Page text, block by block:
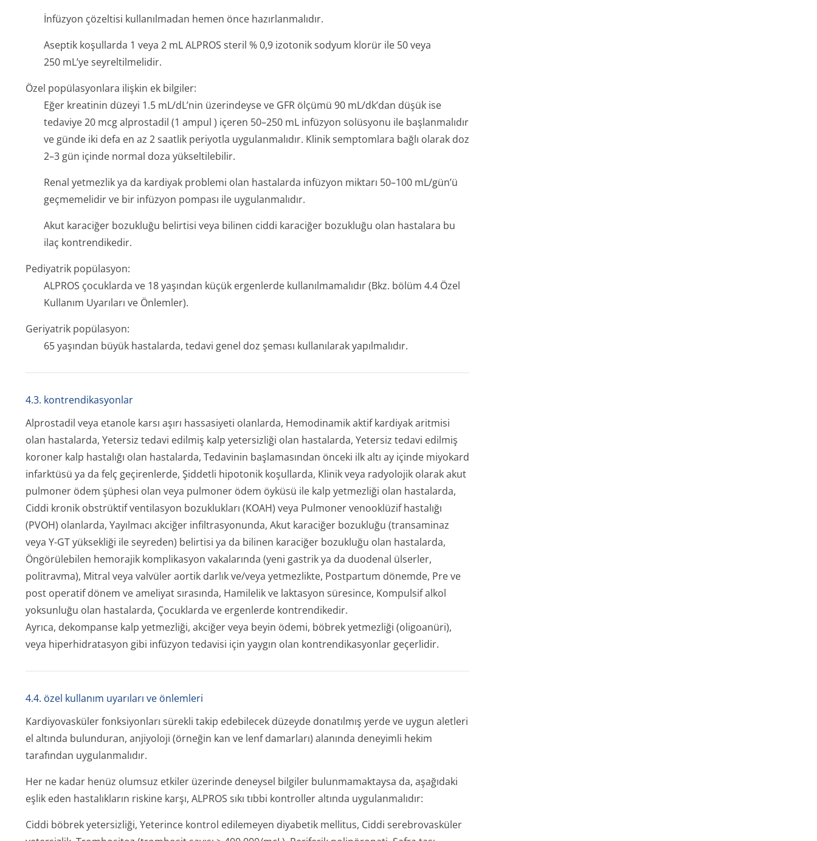
İnfüzyon çözeltisi kullanılmadan hemen önce hazırlanmalıdır.
Aseptik koşullarda 1 veya 2 mL ALPROS steril % 0,9 izotonik sodyum klorür ile 50 veya
250 mL’ye seyreltilmelidir.
Özel popülasyonlara ilişkin ek bilgiler:
Eğer kreatinin düzeyi 1.5 mL/dL’nin üzerindeyse ve GFR ölçümü 90 mL/dk’dan düşük ise
tedaviye 20 mcg alprostadil (1 ampul ) içeren 50–250 mL infüzyon solüsyonu ile başlanmalıdır
ve günde iki defa en az 2 saatlik periyotla uygulanmalıdır. Klinik semptomlara bağlı olarak doz
2–3 gün içinde normal doza yükseltilebilir.
Renal yetmezlik ya da kardiyak problemi olan hastalarda infüzyon miktarı 50–100 mL/gün’ü
geçmemelidir ve bir infüzyon pompası ile uygulanmalıdır.
Akut karaciğer bozukluğu belirtisi veya bilinen ciddi karaciğer bozukluğu olan hastalara bu
ilaç kontrendikedir.
Pediyatrik popülasyon:
ALPROS çocuklarda ve 18 yaşından küçük ergenlerde kullanılmamalıdır (Bkz. bölüm 4.4 Özel
Kullanım Uyarıları ve Önlemler).
Geriyatrik popülasyon:
65 yaşından büyük hastalarda, tedavi genel doz şeması kullanılarak yapılmalıdır.
4.3. kontrendikasyonlar
Alprostadil veya etanole karsı aşırı hassasiyeti olanlarda, Hemodinamik aktif kardiyak aritmisi
olan hastalarda, Yetersiz tedavi edilmiş kalp yetersizliği olan hastalarda, Yetersiz tedavi edilmiş
koroner kalp hastalığı olan hastalarda, Tedavinin başlamasından önceki ilk altı ay içinde miyokard
infarktüsü ya da felç geçirenlerde, Şiddetli hipotonik koşullarda, Klinik veya radyolojik olarak akut
pulmoner ödem şüphesi olan veya pulmoner ödem öyküsü ile kalp yetmezliği olan hastalarda,
Ciddi kronik obstrüktif ventilasyon bozuklukları (KOAH) veya Pulmoner venooklüzif hastalığı
(PVOH) olanlarda, Yayılmacı akciğer infiltrasyonunda, Akut karaciğer bozukluğu (transaminaz
veya Y-GT yüksekliği ile seyreden) belirtisi ya da bilinen karaciğer bozukluğu olan hastalarda,
Öngörülebilen hemorajik komplikasyon vakalarında (yeni gastrik ya da duodenal ülserler,
politravma), Mitral veya valvüler aortik darlık ve/veya yetmezlikte, Postpartum dönemde, Pre ve
post operatif dönem ve ameliyat sırasında, Hamilelik ve laktasyon süresince, Kompulsif alkol
yoksunluğu olan hastalarda, Çocuklarda ve ergenlerde kontrendikedir.
Ayrıca, dekompanse kalp yetmezliği, akciğer veya beyin ödemi, böbrek yetmezliği (oligoanüri),
veya hiperhidratasyon gibi infüzyon tedavisi için yaygın olan kontrendikasyonlar geçerlidir.
4.4. özel kullanım uyarıları ve önlemleri
Kardiyovasküler fonksiyonları sürekli takip edebilecek düzeyde donatılmış yerde ve uygun aletleri
el altında bulunduran, anjiyoloji (örneğin kan ve lenf damarları) alanında deneyimli hekim
tarafından uygulanmalıdır.
Her ne kadar henüz olumsuz etkiler üzerinde deneysel bilgiler bulunmamaktaysa da, aşağıdaki
eşlik eden hastalıkların riskine karşı, ALPROS sıkı tıbbi kontroller altında uygulanmalıdır:
Ciddi böbrek yetersizliği, Yeterince kontrol edilemeyen diyabetik mellitus, Ciddi serebrovasküler